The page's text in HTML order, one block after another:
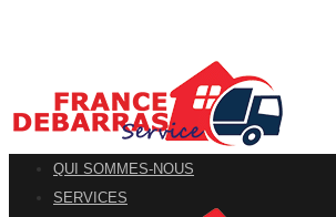
QUI SOMMES-NOUS
SERVICES